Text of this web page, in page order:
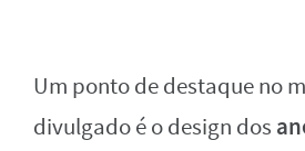
Um ponto de destaque no
divulgado é o design dos